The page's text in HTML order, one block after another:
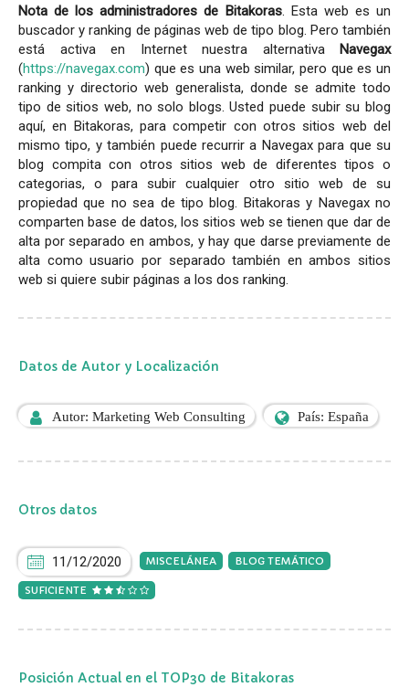
Nota de los administradores de Bitakoras. Esta web es un
buscador y ranking de páginas web de tipo blog. Pero también
está activa en Internet nuestra alternativa Navegax
(https://navegax.com) que es una web similar, pero que es un
ranking y directorio web generalista, donde se admite todo
tipo de sitios web, no solo blogs. Usted puede subir su blog
aquí, en Bitakoras, para competir con otros sitios web del
mismo tipo, y también puede recurrir a Navegax para que su
blog compita con otros sitios web de diferentes tipos o
categorias, o para subir cualquier otro sitio web de su
propiedad que no sea de tipo blog. Bitakoras y Navegax no
comparten base de datos, los sitios web se tienen que dar de
alta por separado en ambos, y hay que darse previamente de
alta como usuario por separado también en ambos sitios
web si quiere subir páginas a los dos ranking.
Datos de Autor y Localización
Autor: Marketing Web Consulting País: España
Otros datos
11/12/2020 MISCELÁNEA BLOG TEMÁTICO
SUFICIENTE
Posición Actual en el TOP30 de Bitakoras